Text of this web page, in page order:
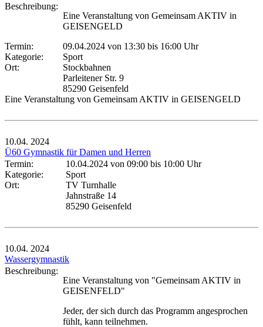
Beschreibung:
Eine Veranstaltung von Gemeinsam AKTIV in
GEISENGELD
Termin:
09.04.2024 von 13:30 bis 16:00 Uhr
Kategorie:
Sport
Ort:
Stockbahnen
Parleitener Str. 9
85290 Geisenfeld
Eine Veranstaltung von Gemeinsam AKTIV in GEISENGELD
10.04. 2024
Ü60 Gymnastik für Damen und Herren
Termin:
10.04.2024 von 09:00 bis 10:00 Uhr
Kategorie:
Sport
Ort:
TV Turnhalle
Jahnstraße 14
85290 Geisenfeld
10.04. 2024
Wassergymnastik
Beschreibung:
Eine Veranstaltung von "Gemeinsam AKTIV in
GEISENFELD"
Jeder, der sich durch das Programm angesprochen
fühlt, kann teilnehmen.